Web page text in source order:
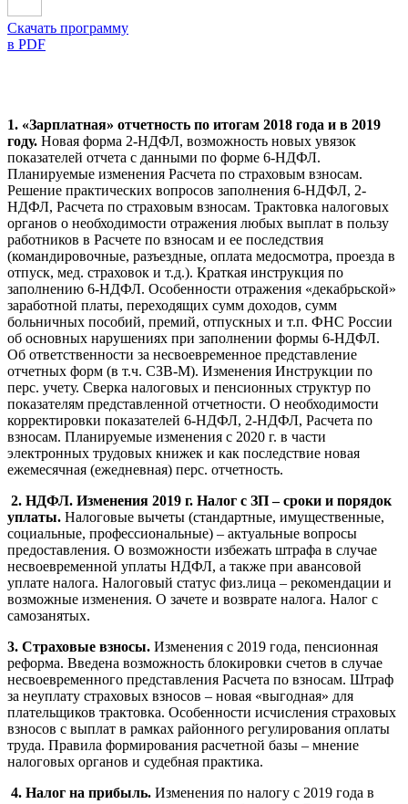
Скачать программу
в PDF
1. «Зарплатная» отчетность по итогам 2018 года и в 2019
году. Новая форма 2-НДФЛ, возможность новых увязок
показателей отчета с данными по форме 6-НДФЛ.
Планируемые изменения Расчета по страховым взносам.
Решение практических вопросов заполнения 6-НДФЛ, 2-
НДФЛ, Расчета по страховым взносам. Трактовка налоговых
органов о необходимости отражения любых выплат в пользу
работников в Расчете по взносам и ее последствия
(командировочные, разъездные, оплата медосмотра, проезда в
отпуск, мед. страховок и т.д.). Краткая инструкция по
заполнению 6-НДФЛ. Особенности отражения «декабрьской»
заработной платы, переходящих сумм доходов, сумм
больничных пособий, премий, отпускных и т.п. ФНС России
об основных нарушениях при заполнении формы 6-НДФЛ.
Об ответственности за несвоевременное представление
отчетных форм (в т.ч. СЗВ-М). Изменения Инструкции по
перс. учету. Сверка налоговых и пенсионных структур по
показателям представленной отчетности. О необходимости
корректировки показателей 6-НДФЛ, 2-НДФЛ, Расчета по
взносам. Планируемые изменения с 2020 г. в части
электронных трудовых книжек и как последствие новая
ежемесячная (ежедневная) перс. отчетность.
2. НДФЛ. Изменения 2019 г. Налог с ЗП – сроки и порядок
уплаты. Налоговые вычеты (стандартные, имущественные,
социальные, профессиональные) – актуальные вопросы
предоставления. О возможности избежать штрафа в случае
несвоевременной уплаты НДФЛ, а также при авансовой
уплате налога. Налоговый статус физ.лица – рекомендации и
возможные изменения. О зачете и возврате налога. Налог с
самозанятых.
3. Страховые взносы. Изменения с 2019 года, пенсионная
реформа. Введена возможность блокировки счетов в случае
несвоевременного представления Расчета по взносам. Штраф
за неуплату страховых взносов – новая «выгодная» для
плательщиков трактовка. Особенности исчисления страховых
взносов с выплат в рамках районного регулирования оплаты
труда. Правила формирования расчетной базы – мнение
налоговых органов и судебная практика.
4. Налог на прибыль. Изменения по налогу с 2019 года в